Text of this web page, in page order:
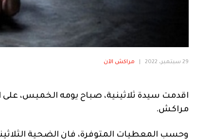
29 سبتمبر، 2022 مراكش الآن
اقدمت سيدة ثلاثينية، صباح يومه الخميس، على
مراكش.
وحسب المعطيات المتوفرة، فان الضحية